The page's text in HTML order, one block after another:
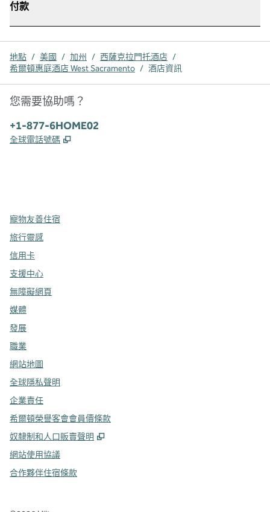
付款
地點 / 美國 / 加州 / 西薩克拉門托酒店 /
希爾頓惠庭酒店 West Sacramento / 酒店資訊
您需要協助嗎？
電話：
+1-877-6HOME02
全球電話號碼 ,
寵物友善住宿
旅行靈感
信用卡
支援中心
無障礙網頁
媒體
發展
職業
網站地圖
全球隱私聲明
企業責任
希爾頓榮譽客會會員價條款
奴隸制和人口販賣聲明
,
網站使用協議
合作夥伴住宿條款